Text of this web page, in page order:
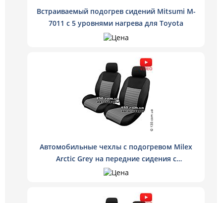
Встраиваемый подогрев сидений Mitsumi M-
7011 с 5 уровнями нагрева для Toyota
Автомобильные чехлы с подогревом Milex
Arctic Grey на передние сидения с
регулятором нагрева цвет серый